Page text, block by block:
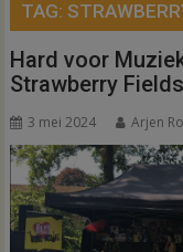
TAG:
Hard voor
Strawberry
3 mei 2024 Arjen